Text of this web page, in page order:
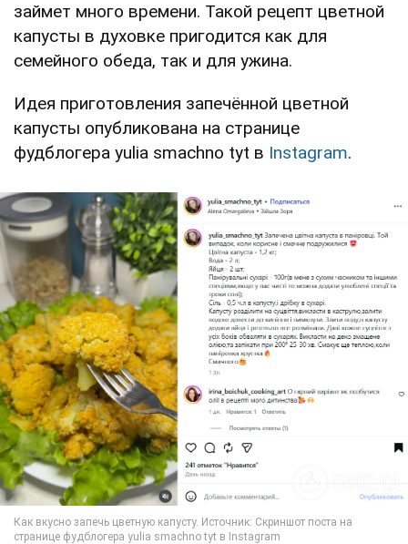
займет много времени. Такой рецепт цветной
капусты в духовке пригодится как для
семейного обеда, так и для ужина.
Идея приготовления запечённой цветной
капусты опубликована на странице
фудблогера yulia smachno tyt в Instagram.